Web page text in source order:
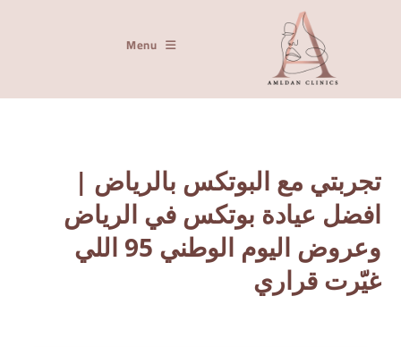
Menu
تجربتي مع البوتكس بالرياض |
افضل عيادة بوتكس في الرياض
وعروض اليوم الوطني 95 اللي
غيّرت قراري